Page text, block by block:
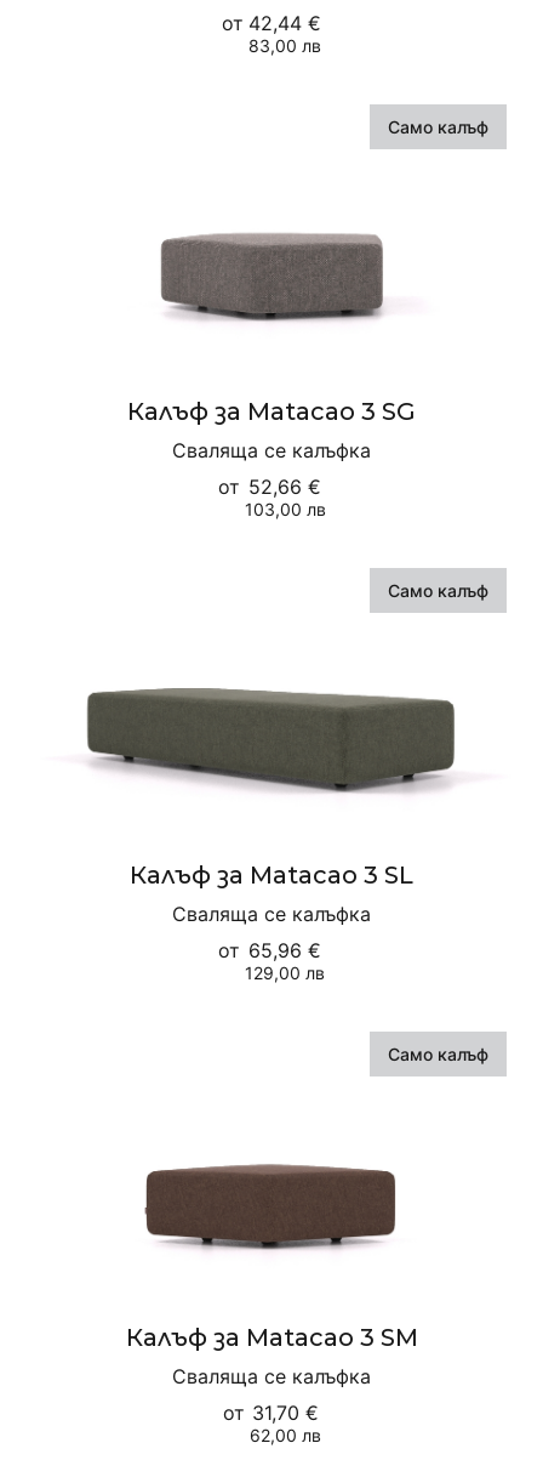
от 42,44 €
83,00 лв
Само калъф
Калъф за Matacao 3 SG
Сваляща се калъфка
от 52,66 €
103,00 лв
Само калъф
Калъф за Matacao 3 SL
Сваляща се калъфка
от 65,96 €
129,00 лв
Само калъф
Калъф за Matacao 3 SM
Сваляща се калъфка
от 31,70 €
62,00 лв